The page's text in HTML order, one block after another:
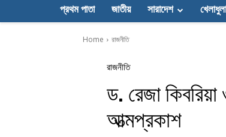
প্রথম পাতা জাতীয় সারাদেশ খেলাধুলা
Home রাজনীতি
রাজনীতি
ড. রেজা
আত্মপ্রকাশ